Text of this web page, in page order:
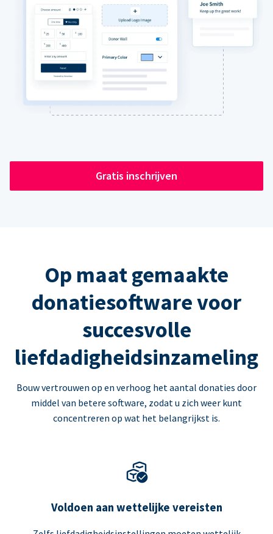
Gratis inschrijven
Op maat gemaakte
donatiesoftware voor
succesvolle
liefdadigheidsinzameling
Bouw vertrouwen op en verhoog het aantal donaties door
middel van betere software, zodat u zich weer kunt
concentreren op wat het belangrijkst is.
Voldoen aan wettelijke vereisten